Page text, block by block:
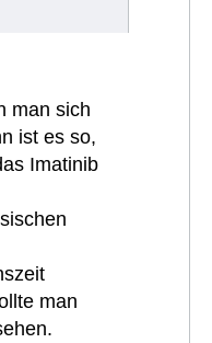
man sich
ist es so,
Imatinib
man